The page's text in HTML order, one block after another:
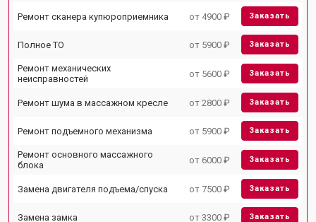
Ремонт сканера купюроприемника от 4900 ₽ Заказать
Полное ТО от 5900 ₽ Заказать
Ремонт механических
неисправностей
от 5600 ₽ Заказать
Ремонт шума в массажном кресле от 2800 ₽ Заказать
Ремонт подъемного механизма от 5900 ₽ Заказать
Ремонт основного массажного
блока
от 6000 ₽ Заказать
Замена двигателя подъема/спуска от 7500 ₽ Заказать
Замена замка от 3300 ₽ Заказать